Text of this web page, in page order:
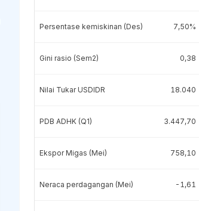
Persentase kemiskinan (Des) 7,50%
Gini rasio (Sem2) 0,38
Nilai Tukar USDIDR 18.040
PDB ADHK (Q1) 3.447,70
Ekspor Migas (Mei) 758,10
Neraca perdagangan (Mei) -1,61